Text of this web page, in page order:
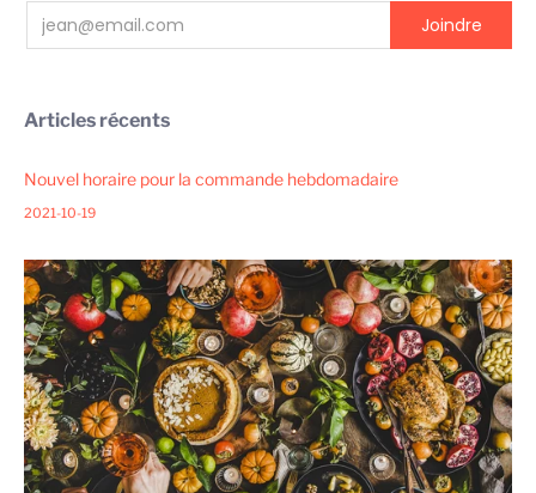
Articles récents
Nouvel horaire pour la commande hebdomadaire
2021-10-19